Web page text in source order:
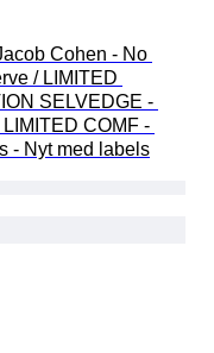
Cohen - No
/ LIMITED
SELVEDGE -
COMF -
- Nyt med labels